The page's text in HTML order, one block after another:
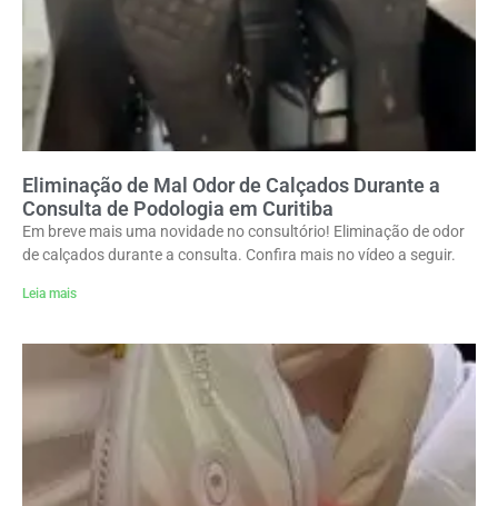
Eliminação de Mal Odor de Calçados Durante a
Consulta de Podologia em Curitiba
Em breve mais uma novidade no consultório! Eliminação de odor
de calçados durante a consulta. Confira mais no vídeo a seguir.
Leia mais